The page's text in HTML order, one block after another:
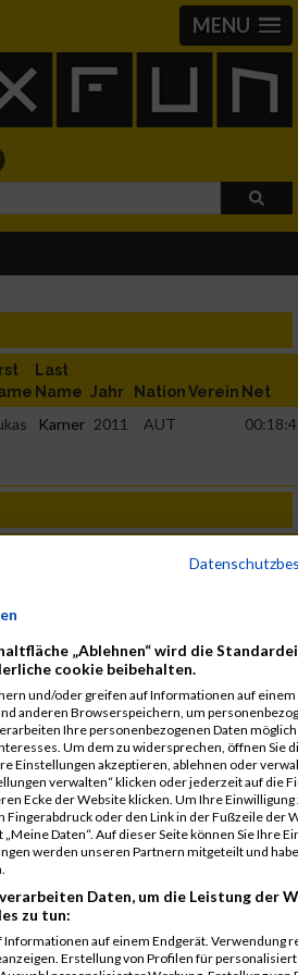
MENU
Last
Name Jahr NationVerein Net
Karner 2011 AUT
VereinNet
Last
Name Jahr Nation VereinNet
Karner 2011 AUT
KPos = Kategorie Position, TPos =
start, DNF = Did not finish, DQ =
„Ablehnen“ wird die
cookie beibehalten.
und/oder greifen auf Informationen auf einem
anderen Browserspeichern, um
Ihre personenbezogenen Daten
Um dem zu widersprechen, öffnen Sie
Einstellungen akzeptieren, ablehnen oder
verwalten“ klicken oder jederzeit auf die
Ecke der Website klicken. Um Ihre Einwilligung
Fingerabdruck oder den Link in der Fußzeile der
Daten“. Auf dieser Seite können Sie Ihre
werden unseren Partnern mitgeteilt und
Daten, um die Leistung der
zu tun:
Informationen auf einem Endgerät. Verwendung
Erstellung von Profilen für